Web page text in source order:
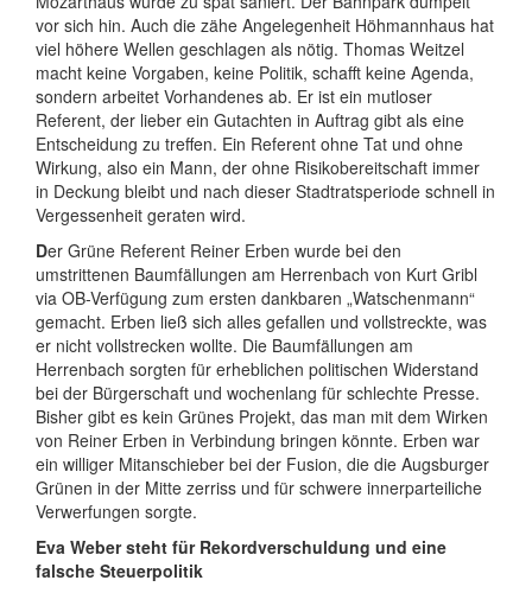
vor sich hin. Auch die zähe Angelegenheit Höhmannhaus hat
viel höhere Wellen geschlagen als nötig. Thomas Weitzel
macht keine Vorgaben, keine Politik, schafft keine Agenda,
sondern arbeitet Vorhandenes ab. Er ist ein mutloser
Referent, der lieber ein Gutachten in Auftrag gibt als eine
Entscheidung zu treffen. Ein Referent ohne Tat und ohne
Wirkung, also ein Mann, der ohne Risikobereitschaft immer
in Deckung bleibt und nach dieser Stadtratsperiode schnell in
Vergessenheit geraten wird.
Der Grüne Referent Reiner Erben wurde bei den
umstrittenen Baumfällungen am Herrenbach von Kurt Gribl
via OB-Verfügung zum ersten dankbaren „Watschenmann“
gemacht. Erben ließ sich alles gefallen und vollstreckte, was
er nicht vollstrecken wollte. Die Baumfällungen am
Herrenbach sorgten für erheblichen politischen Widerstand
bei der Bürgerschaft und wochenlang für schlechte Presse.
Bisher gibt es kein Grünes Projekt, das man mit dem Wirken
von Reiner Erben in Verbindung bringen könnte. Erben war
ein williger Mitanschieber bei der Fusion, die die Augsburger
Grünen in der Mitte zerriss und für schwere innerparteiliche
Verwerfungen sorgte.
Eva Weber steht für Rekordverschuldung und eine
falsche Steuerpolitik